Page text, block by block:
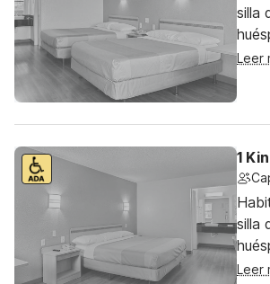
silla
Leer
1
silla
Leer